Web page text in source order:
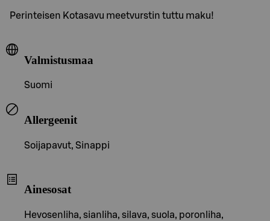
Perinteisen Kotasavu meetvurstin tuttu maku!
Valmistusmaa
Suomi
Allergeenit
Soijapavut, Sinappi
Ainesosat
Hevosenliha, sianliha, silava, suola, poronliha,